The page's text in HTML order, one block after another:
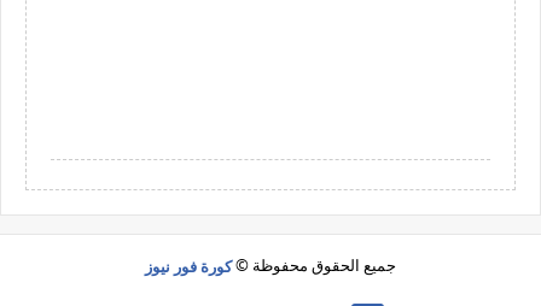
جميع الحقوق محفوظة ©كورة فور نيوز